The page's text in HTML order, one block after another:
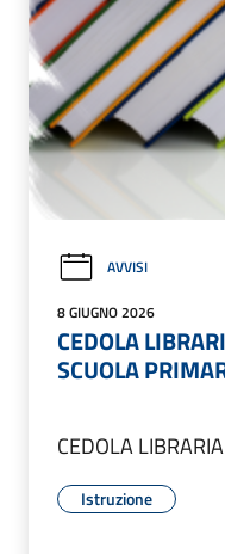
AVVISI
8 GIUGNO 2026
CEDOLA
SCUOLA
CEDOLA
Istruzione